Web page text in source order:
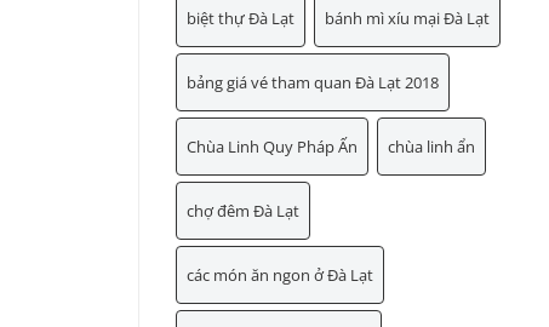
biệt thự Đà Lạt bánh mì xíu mại Đà Lạt
bảng giá vé tham quan Đà Lạt 2018
Chùa Linh Quy Pháp Ấn chùa linh ẩn
chợ đêm Đà Lạt
các món ăn ngon ở Đà Lạt